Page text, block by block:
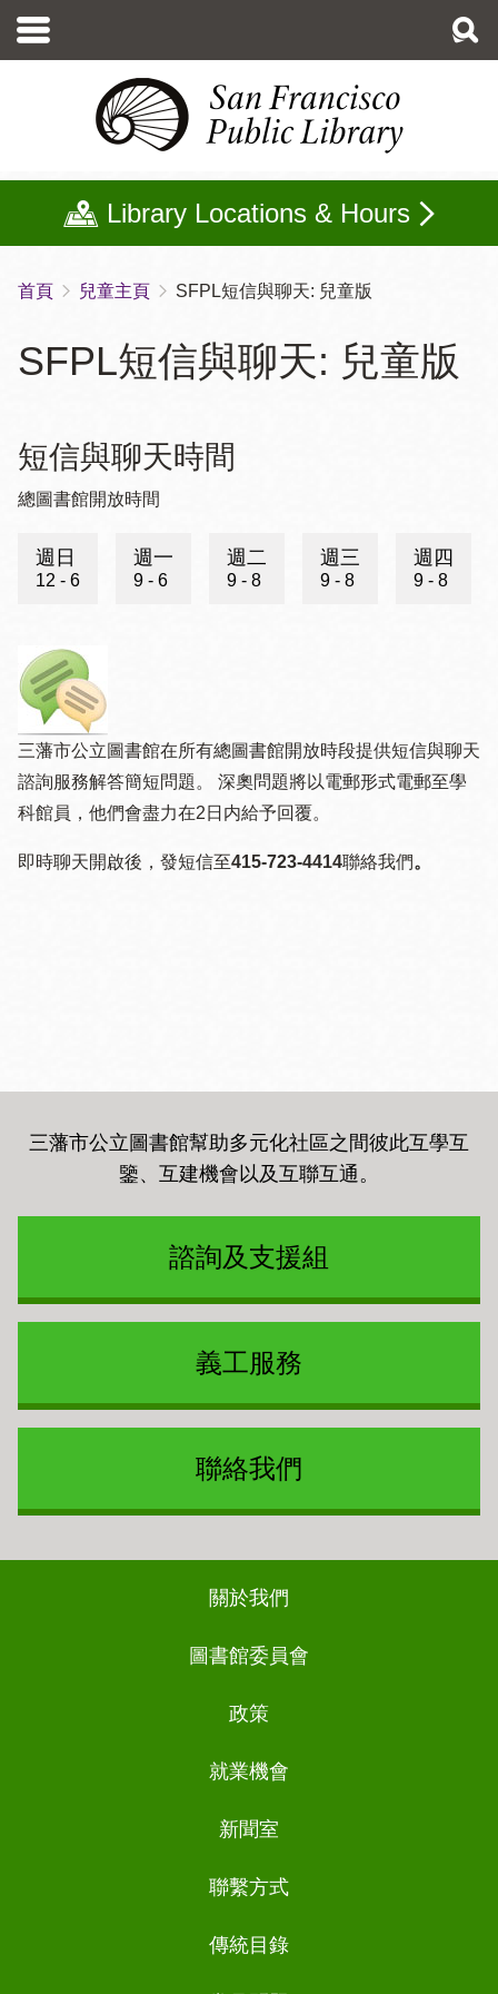
至
Library Locations & Hours
導
連
首頁 兒童主頁 SFPL短信與聊天: 兒童版
SFPL短信與聊天: 兒童版
短信與聊天時間
總圖書館開放時間
週日
12 - 6
週一
9 - 6
週二
9 - 8
週三
9 - 8
週四
9 - 8
三藩市公立圖書館在所有總圖書館開放時段提供短信與聊天
諮詢服務解答簡短問題。 深奧問題將以電郵形式電郵至學
科館員，他們會盡力在2日内給予回覆。
即時聊天開啟後， 發短信至415-723-4414聯絡我們。
三藩市公立圖書館幫助多元化社區之間彼此互學互
鑒、互建機會以及互聯互通。
諮詢及支援組
義工服務
聯絡我們
關於我們
圖書館委員會
政策
就業機會
新聞室
聯繫方式
傳統目錄